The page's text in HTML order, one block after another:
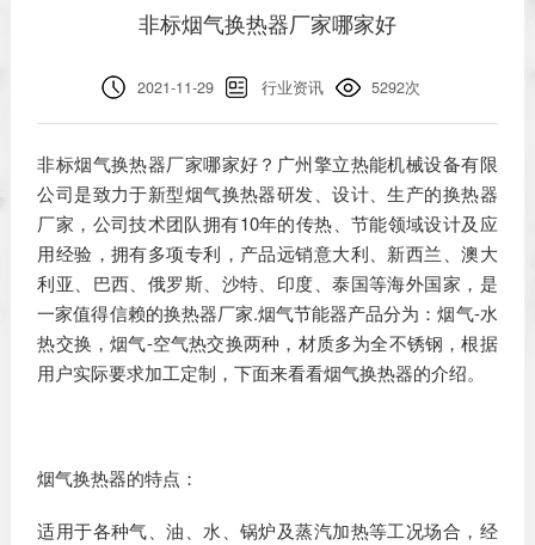
非标烟气换热器厂家哪家好
2021-11-29 行业资讯 5292次
非标烟气换热器厂家哪家好？广州擎立热能机械设备有限
公司是致力于新型烟气换热器研发、设计、生产的换热器
厂家，公司技术团队拥有10年的传热、节能领域设计及应
用经验，拥有多项专利，产品远销意大利、新西兰、澳大
利亚、巴西、俄罗斯、沙特、印度、泰国等海外国家，是
一家值得信赖的换热器厂家.烟气节能器产品分为：烟气-水
热交换，烟气-空气热交换两种，材质多为全不锈钢，根据
用户实际要求加工定制，下面来看看烟气换热器的介绍。
烟气换热器的特点：
适用于各种气、油、水、锅炉及蒸汽加热等工况场合，经